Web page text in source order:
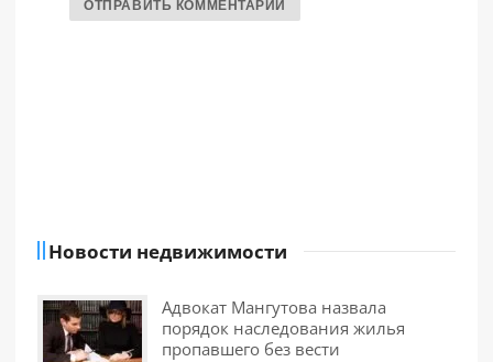
Новости недвижимости
Адвокат Мангутова назвала
порядок наследования жилья
пропавшего без вести